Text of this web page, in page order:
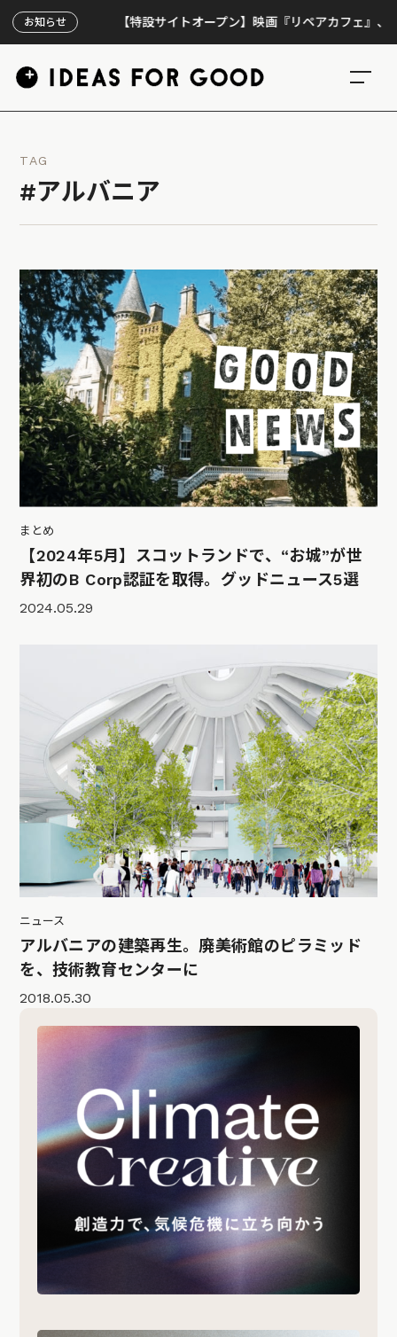
お知らせ 【特設サイトオープン】映画『リペアカフェ』、上映
TAG
#アルバニア
まとめ
【2024年5月】スコットランドで、“お城”が世
界初のB Corp認証を取得。グッドニュース5選
2024.05.29
ニュース
アルバニアの建築再生。廃美術館のピラミッド
を、技術教育センターに
2018.05.30